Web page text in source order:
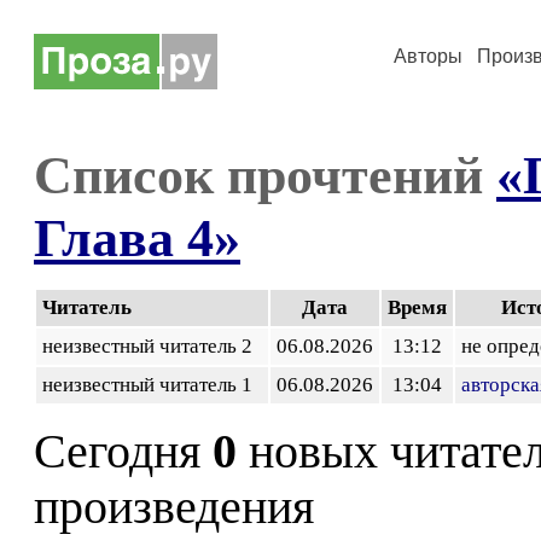
Авторы
Список прочтений
Глава 4»
Читатель Дата Время
неизвестный читатель 2
06.08.2026 13:12
не
неизвестный читатель 1
06.08.2026 13:04
Сегодня 0 новых
произведения